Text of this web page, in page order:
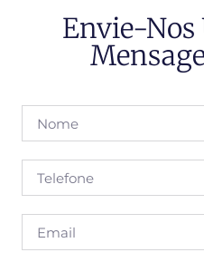
Envie-Nos